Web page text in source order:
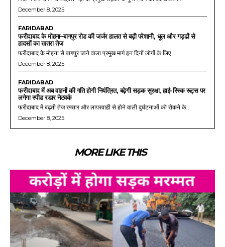
December 8, 2025
FARIDABAD
फरीदाबाद के मोहना–बागपुर रोड की जर्जर हालत से बढ़ी परेशानी, धूल और गड्ढों से
हादसों का खतरा तेज
फरीदाबाद के मोहना से बागपुर जाने वाला प्रमुख मार्ग इन दिनों लोगों के लिए...
December 8, 2025
FARIDABAD
फरीदाबाद में अब वाहनों की गति होगी नियंत्रित, बढ़ेगी सड़क सुरक्षा, हाई-रिस्क रूट्स पर
लगेगा स्पीड रडार नेटवर्क
फरीदाबाद में बढ़ती तेज रफ्तार और लापरवाही से होने वाली दुर्घटनाओं को रोकने के...
December 8, 2025
MORE LIKE THIS